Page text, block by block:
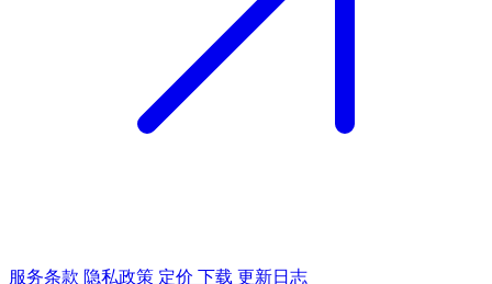
服务条款 隐私政策 定价 下载 更新日志